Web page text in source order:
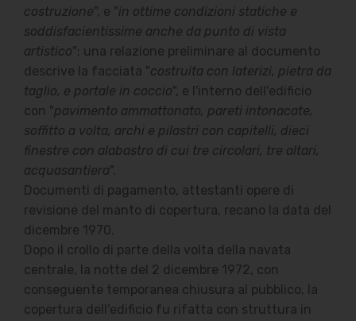
costruzione", e "in ottime condizioni statiche e
soddisfacientissime anche da punto di vista
artistico"; una relazione preliminare al documento
descrive la facciata "costruita con laterizi, pietra da
taglio, e portale in coccio", e l'interno dell'edificio
con "pavimento ammattonato, pareti intonacate,
soffitto a volta, archi e pilastri con capitelli, dieci
finestre con alabastro di cui tre circolari, tre altari,
acquasantiera".
Documenti di pagamento, attestanti opere di
revisione del manto di copertura, recano la data del
dicembre 1970.
Dopo il crollo di parte della volta della navata
centrale, la notte del 2 dicembre 1972, con
conseguente temporanea chiusura al pubblico, la
copertura dell'edificio fu rifatta con struttura in